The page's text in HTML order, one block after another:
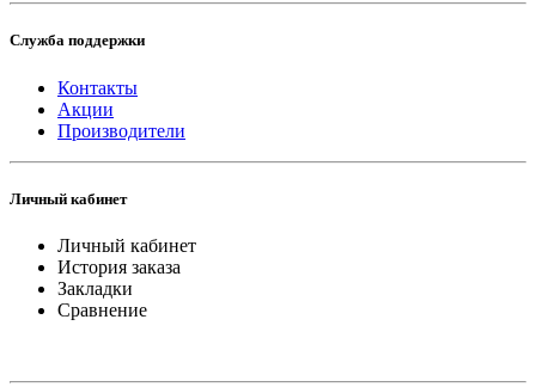
Служба поддержки
Контакты
Акции
Производители
Личный кабинет
Личный кабинет
История заказа
Закладки
Сравнение